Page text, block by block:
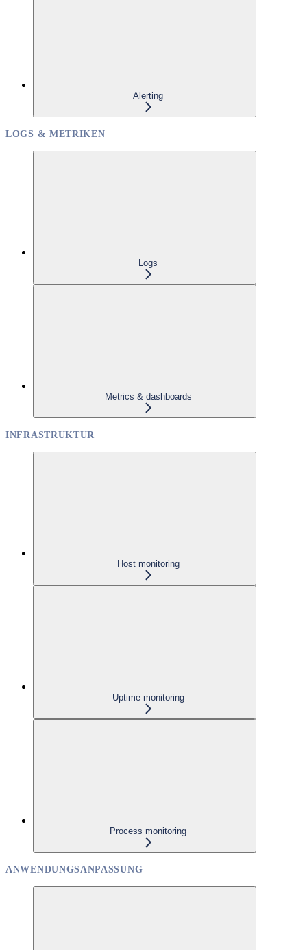
Alerting
LOGS & METRIKEN
Logs
Metrics & dashboards
INFRASTRUKTUR
Host monitoring
Uptime monitoring
Process monitoring
ANWENDUNGSANPASSUNG